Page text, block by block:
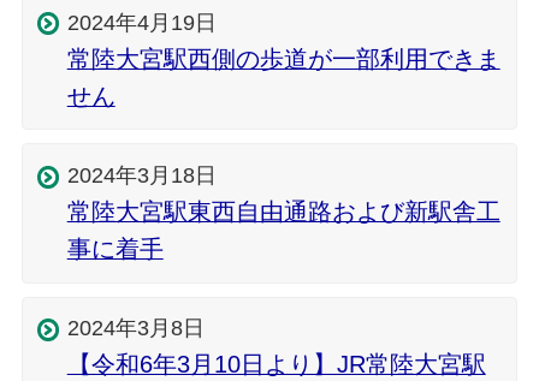
2024年4月19日
常陸大宮駅西側の歩道が一部利用できま
せん
2024年3月18日
常陸大宮駅東西自由通路および新駅舎工
事に着手
2024年3月8日
【令和6年3月10日より】JR常陸大宮駅